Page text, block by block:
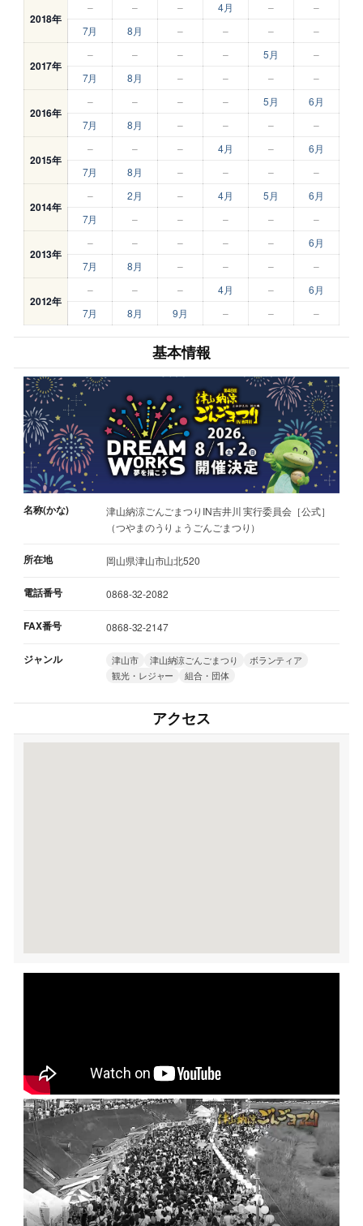
2018年
– – – 4月 –
–
7月
8月 – – – –
2017年
– – – – 5月
–
7月
8月 – – – –
2016年
– – – – 5月
6月
7月
8月 – – – –
2015年
– – – 4月 –
6月
7月
8月 – – – –
2014年
– 2月 – 4月 5月
6月
7月
– – – – –
2013年
– – – – –
6月
7月
8月 – – – –
2012年
– – – 4月 –
6月
7月
8月 9月 – – –
基本情報
名称(かな)
津山納涼ごんごまつりIN吉井川 実行委員会［公式］
（つやまのうりょうごんごまつり）
所在地 岡山県津山市山北520
電話番号 0868-32-2082
FAX番号 0868-32-2147
ジャンル 津山市 津山納涼ごんごまつり
ボランティア
観光・レジャー
組合・団体
アクセス